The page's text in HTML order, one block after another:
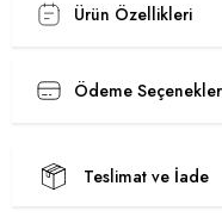
Ürün Özellikleri
Ödeme
Teslimat ve İade